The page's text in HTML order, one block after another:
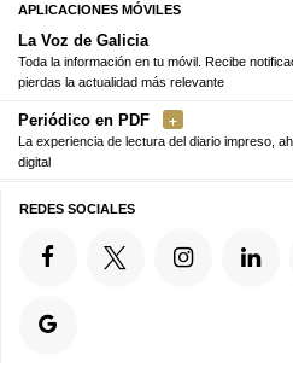
APLICACIONES MÓVILES
La Voz de Galicia
Toda la información en tu móvil. Recibe
pierdas la actualidad más relevante
Periódico en PDF
La experiencia de lectura del diario impreso,
digital
REDES SOCIALES